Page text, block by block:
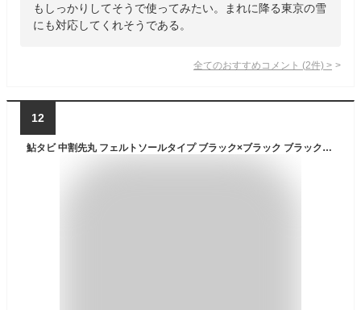
もしっかりしてそうで使ってみたい。まれに降る東京の雪
にも対応してくれそうである。
全てのおすすめコメント (2件) >
12
鮎タビ 中割先丸 フェルトソールタイプ ブラック×ブラック ブラック×レッド フェルトソール 鮎足袋 鮎たび フェルトソール アユタビ 渓流靴 FP-5780 エクセル AU